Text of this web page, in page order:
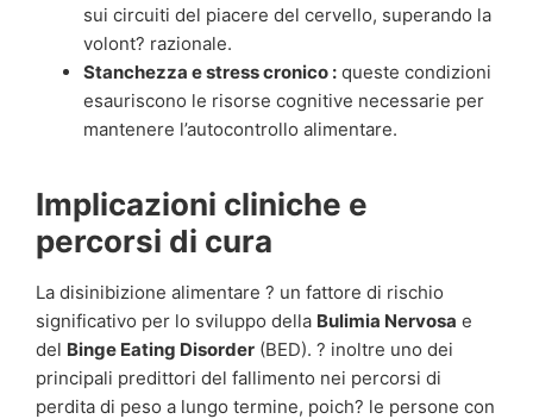
sui circuiti del piacere del cervello, superando la
volont? razionale.
Stanchezza e stress cronico : queste condizioni
esauriscono le risorse cognitive necessarie per
mantenere l’autocontrollo alimentare.
Implicazioni cliniche e
percorsi di cura
La disinibizione alimentare ? un fattore di rischio
significativo per lo sviluppo della Bulimia Nervosa e
del Binge Eating Disorder (BED). ? inoltre uno dei
principali predittori del fallimento nei percorsi di
perdita di peso a lungo termine, poich? le persone con